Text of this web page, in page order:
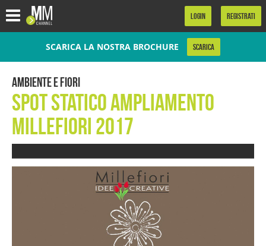
LOGIN REGISTRATI
SCARICA LA NOSTRA BROCHURE SCARICA
Ambiente e Fiori
Spot Statico ampliamento
Millefiori 2017